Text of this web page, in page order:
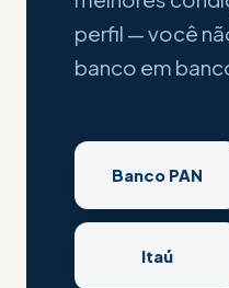
perfil — você
banco em
Banco PAN
Itaú